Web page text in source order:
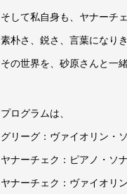
そして私自身も、ヤナーチ
素朴さ、鋭さ、言葉になり
その世界を、砂原さんと一
プログラムは、
グリーグ：ヴァイオリン・
ヤナーチェク：ピアノ・ソ
ヤナーチェク：ヴァイオリ